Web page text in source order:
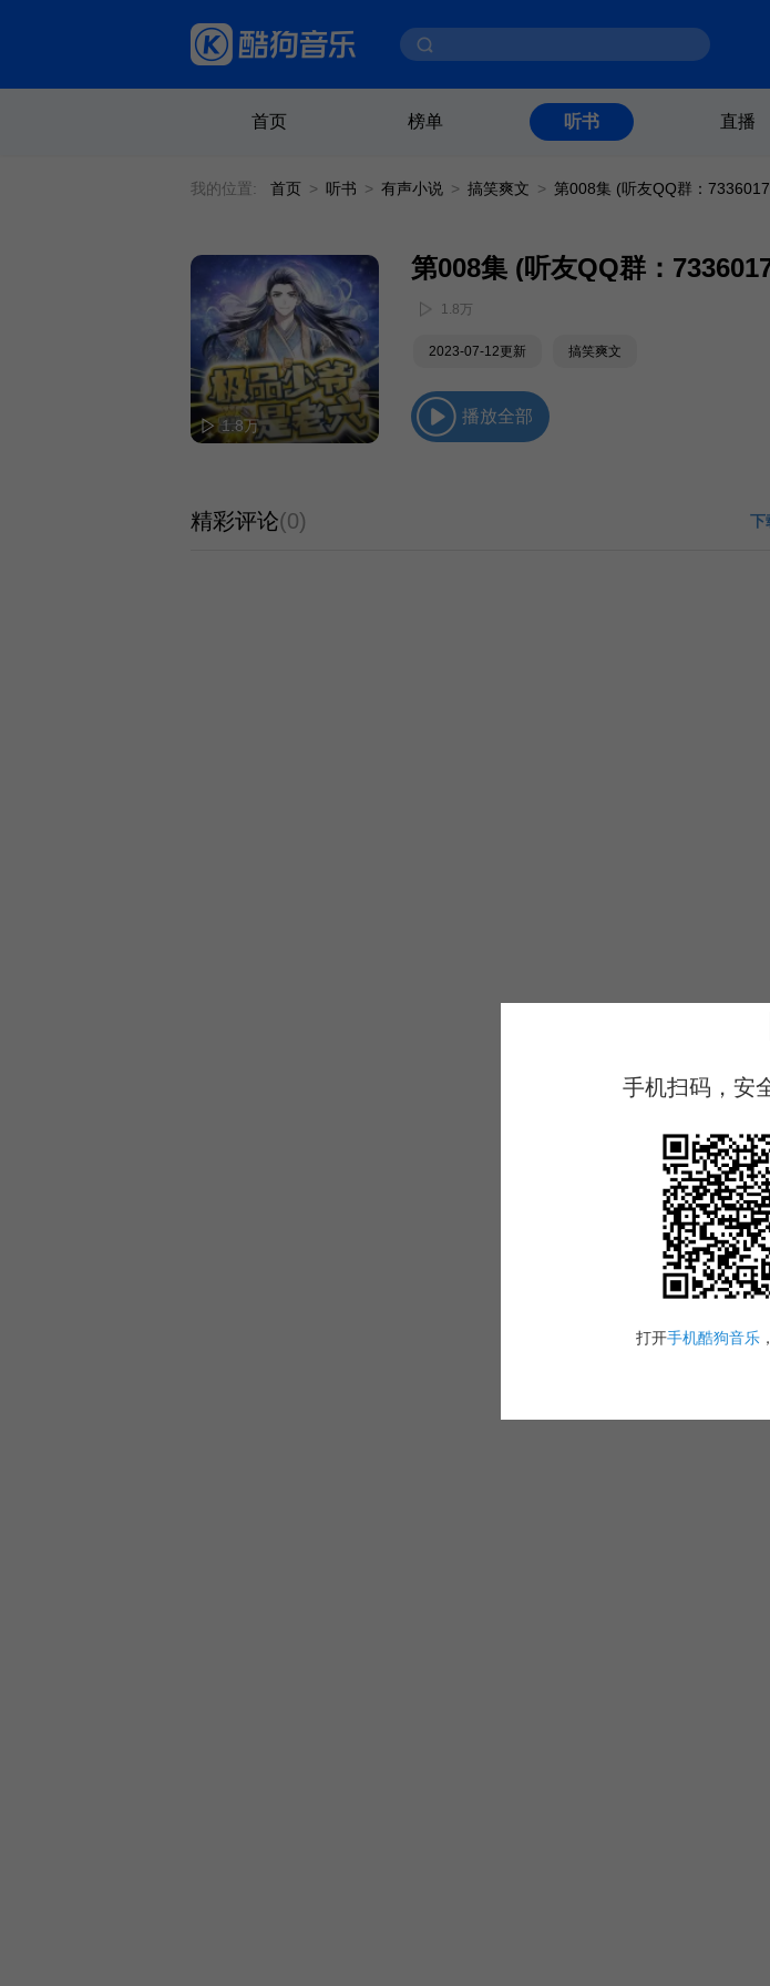
首页 榜单 听书 直播
我的位置: 首页 > 听书 > 有声小说 > 搞笑爽文 > 第008集 (听友QQ群：
1.8万
第008集 (听友QQ群：
1.8万
2023-07-12更新 搞笑爽文
播放全部
精彩评论(0) 下